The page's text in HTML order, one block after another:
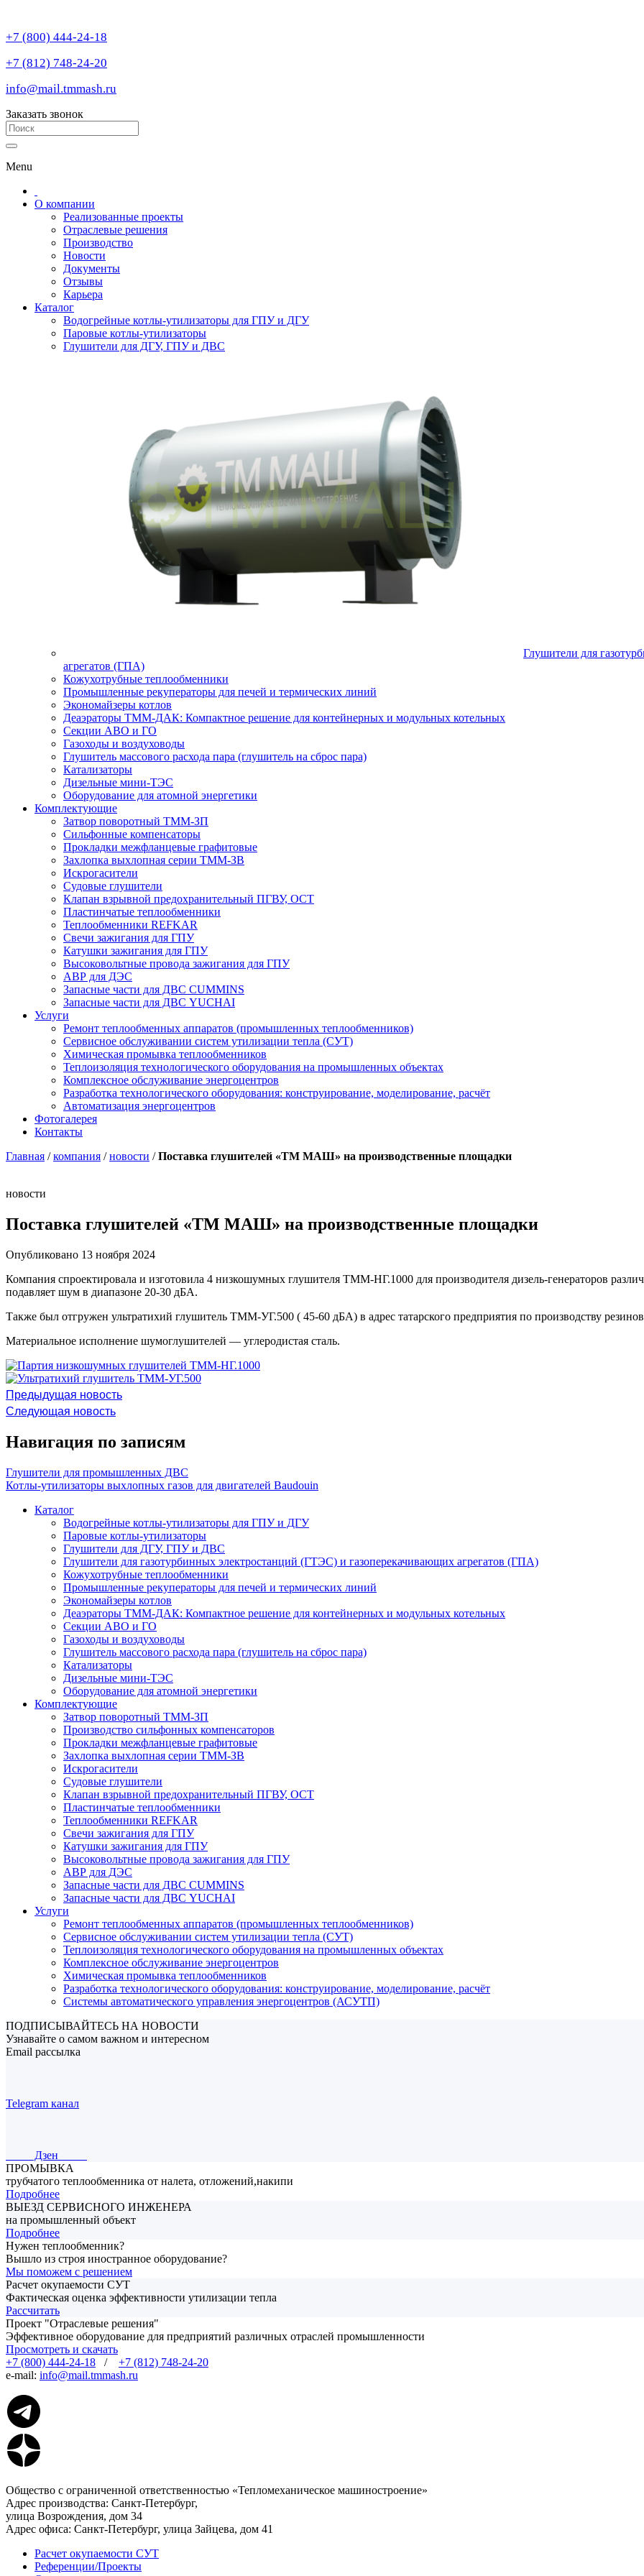
+7 (800) 444-24-18
+7 (812) 748-24-20
info@mail.tmmash.ru
Заказать звонок
Menu
О компании
Реализованные проекты
Отраслевые решения
Производство
Новости
Документы
Отзывы
Карьера
Каталог
Водогрейные котлы-утилизаторы для ГПУ и ДГУ
Паровые котлы-утилизаторы
Глушители для ДГУ, ГПУ и ДВС
Глушители для
агрегатов (ГПА)
Кожухотрубные теплообменники
Промышленные рекуператоры для печей и термических линий
Экономайзеры котлов
Деаэраторы ТММ-ДАК: Компактное решение для контейнерных и модульных котельных
Секции АВО и ГО
Газоходы и воздуховоды
Глушитель массового расхода пара (глушитель на сброс пара)
Катализаторы
Дизельные мини-ТЭС
Оборудование для атомной энергетики
Комплектующие
Затвор поворотный ТММ-ЗП
Сильфонные компенсаторы
Прокладки межфланцевые графитовые
Захлопка выхлопная серии ТММ-ЗВ
Искрогасители
Судовые глушители
Клапан взрывной предохранительный ПГВУ, ОСТ
Пластинчатые теплообменники
Теплообменники REFKAR
Свечи зажигания для ГПУ
Катушки зажигания для ГПУ
Высоковольтные провода зажигания для ГПУ
АВР для ДЭС
Запасные части для ДВС CUMMINS
Запасные части для ДВС YUCHAI
Услуги
Ремонт теплообменных аппаратов (промышленных теплообменников)
Сервисное обслуживании систем утилизации тепла (СУТ)
Химическая промывка теплообменников
Теплоизоляция технологического оборудования на промышленных объектах
Комплексное обслуживание энергоцентров
Разработка технологического оборудования: конструирование, моделирование, расчёт
Автоматизация энергоцентров
Фотогалерея
Контакты
Главная /компания /новости /Поставка глушителей «ТМ МАШ» на производственные площадки
новости
Поставка глушителей «ТМ МАШ» на производственные площадки
Опубликовано 13 ноября 2024
Компания спроектировала и изготовила 4 низкошумных глушителя ТММ-НГ.1000 для производителя дизель-генераторов
подавляет шум в диапазоне 20-30 дБА.
Также был отгружен ультратихий глушитель ТММ-УГ.500 ( 45-60 дБА) в адрес татарского предприятия по производству
Материальное исполнение шумоглушителей — углеродистая сталь.
Предыдущая новость
Следующая новость
Навигация по записям
Глушители для промышленных ДВС
Котлы-утилизаторы выхлопных газов для двигателей Baudouin
Каталог
Водогрейные котлы-утилизаторы для ГПУ и ДГУ
Паровые котлы-утилизаторы
Глушители для ДГУ, ГПУ и ДВС
Глушители для газотурбинных электростанций (ГТЭС) и газоперекачивающих агрегатов (ГПА)
Кожухотрубные теплообменники
Промышленные рекуператоры для печей и термических линий
Экономайзеры котлов
Деаэраторы ТММ-ДАК: Компактное решение для контейнерных и модульных котельных
Секции АВО и ГО
Газоходы и воздуховоды
Глушитель массового расхода пара (глушитель на сброс пара)
Катализаторы
Дизельные мини-ТЭС
Оборудование для атомной энергетики
Комплектующие
Затвор поворотный ТММ-ЗП
Производство сильфонных компенсаторов
Прокладки межфланцевые графитовые
Захлопка выхлопная серии ТММ-ЗВ
Искрогасители
Судовые глушители
Клапан взрывной предохранительный ПГВУ, ОСТ
Пластинчатые теплообменники
Теплообменники REFKAR
Свечи зажигания для ГПУ
Катушки зажигания для ГПУ
Высоковольтные провода зажигания для ГПУ
АВР для ДЭС
Запасные части для ДВС CUMMINS
Запасные части для ДВС YUCHAI
Услуги
Ремонт теплообменных аппаратов (промышленных теплообменников)
Сервисное обслуживании систем утилизации тепла (СУТ)
Теплоизоляция технологического оборудования на промышленных объектах
Комплексное обслуживание энергоцентров
Химическая промывка теплообменников
Разработка технологического оборудования: конструирование, моделирование, расчёт
Системы автоматического управления энергоцентров (АСУТП)
ПОДПИСЫВАЙТЕСЬ НА НОВОСТИ
Узнавайте о самом важном и интересном
Email рассылка
Telegram канал
Дзен
ПРОМЫВКА
трубчатого теплообменника от налета, отложений,накипи
Подробнее
ВЫЕЗД СЕРВИСНОГО ИНЖЕНЕРА
на промышленный объект
Подробнее
Нужен теплообменник?
Вышло из строя иностранное оборудование?
Мы поможем с решением
Расчет окупаемости СУТ
Фактическая оценка эффективности утилизации тепла
Рассчитать
Проект "Отраслевые решения"
Эффективное оборудование для предприятий различных отраслей промышленности
Просмотреть и скачать
+7 (800) 444-24-18 / +7 (812) 748-24-20
e-mail: info@mail.tmmash.ru
Общество с ограниченной ответственностью «Тепломеханическое машиностроение»
Адрес производства: Санкт-Петербург,
улица Возрождения, дом 34
Адрес офиса: Санкт-Петербург, улица Зайцева, дом 41
Расчет окупаемости СУТ
Референции/Проекты